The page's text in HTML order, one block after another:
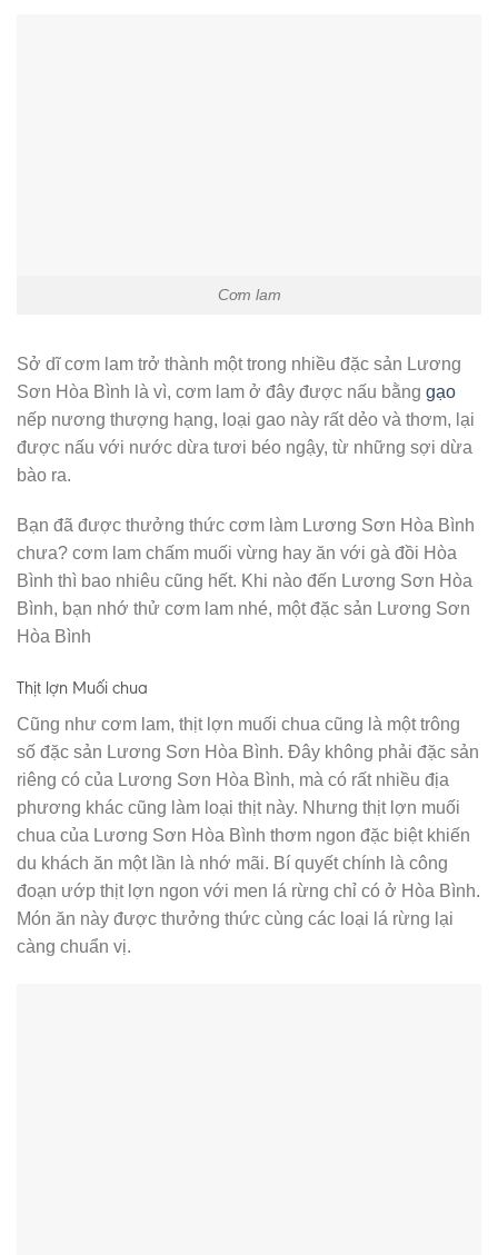
Cơm lam
Sở dĩ cơm lam trở thành một trong nhiều đặc sản Lương
Sơn Hòa Bình là vì, cơm lam ở đây được nấu bằng gạo
nếp nương thượng hạng, loại gao này rất dẻo và thơm, lại
được nấu với nước dừa tươi béo ngậy, từ những sợi dừa
bào ra.
Bạn đã được thưởng thức cơm làm Lương Sơn Hòa Bình
chưa? cơm lam chấm muối vừng hay ăn với gà đồi Hòa
Bình thì bao nhiêu cũng hết. Khi nào đến Lương Sơn Hòa
Bình, bạn nhớ thử cơm lam nhé, một đặc sản Lương Sơn
Hòa Bình
Thịt lợn Muối chua
Cũng như cơm lam, thịt lợn muối chua cũng là một trông
số đặc sản Lương Sơn Hòa Bình. Đây không phải đặc sản
riêng có của Lương Sơn Hòa Bình, mà có rất nhiều địa
phương khác cũng làm loại thịt này. Nhưng thịt lợn muối
chua của Lương Sơn Hòa Bình thơm ngon đặc biệt khiến
du khách ăn một lần là nhớ mãi. Bí quyết chính là công
đoạn ướp thịt lợn ngon với men lá rừng chỉ có ở Hòa Bình.
Món ăn này được thưởng thức cùng các loại lá rừng lại
càng chuẩn vị.